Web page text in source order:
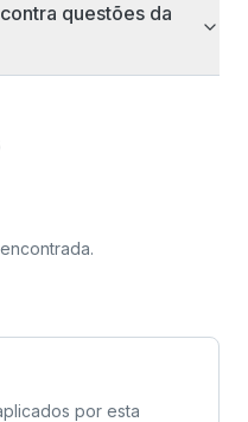
questões da
.
por esta